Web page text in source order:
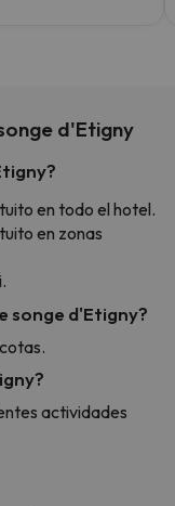
d'Etigny
en todo el hotel.
en zonas
songe d'Etigny?
actividades